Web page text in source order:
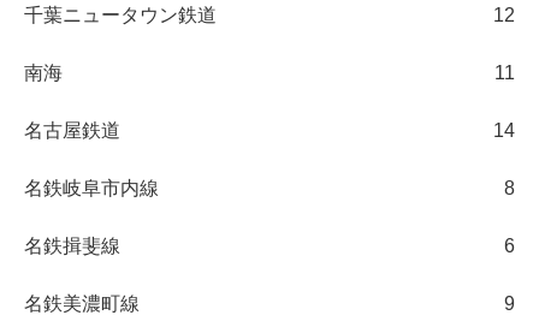
千葉ニュータウン鉄道 12
南海 11
名古屋鉄道 14
名鉄岐阜市内線 8
名鉄揖斐線 6
名鉄美濃町線 9